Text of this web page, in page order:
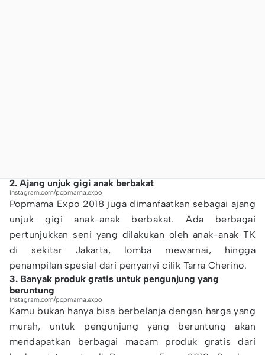
2. Ajang unjuk gigi anak berbakat
Instagram.com/popmama.expo
Popmama Expo 2018 juga dimanfaatkan sebagai ajang
unjuk gigi anak-anak berbakat. Ada berbagai
pertunjukkan seni yang dilakukan oleh anak-anak TK
di sekitar Jakarta, lomba mewarnai, hingga
penampilan spesial dari penyanyi cilik Tarra Cherino.
3. Banyak produk gratis untuk pengunjung yang
beruntung
Instagram.com/popmama.expo
Kamu bukan hanya bisa berbelanja dengan harga yang
murah, untuk pengunjung yang beruntung akan
mendapatkan berbagai macam produk gratis dari